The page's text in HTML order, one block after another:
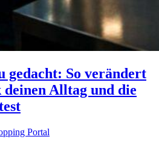
gedacht: So verändert
Alltag und die
Portal